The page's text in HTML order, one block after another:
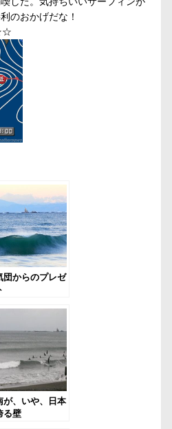
のおかげだな！
団からのプレゼ
が、いや、日本
る壁